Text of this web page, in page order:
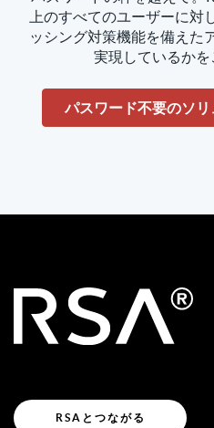
上のすべてのユーザーに対
ッシング対策機能を備えた
実現しているか
パスワード不要のソ
RSAとつながる